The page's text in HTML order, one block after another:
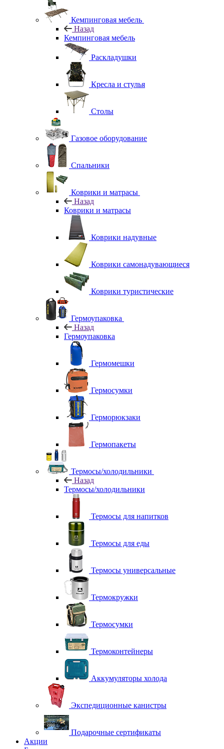
Кемпинговая мебель
Назад
Кемпинговая мебель
Раскладушки
Кресла и стулья
Столы
Газовое оборудование
Спальники
Коврики и матрасы
Назад
Коврики и матрасы
Коврики надувные
Коврики самонадувающиеся
Коврики туристические
Гермоупаковка
Назад
Гермоупаковка
Гермомешки
Гермосумки
Герморюкзаки
Гермопакеты
Термосы/холодильники
Назад
Термосы/холодильники
Термосы для напитков
Термосы для еды
Термосы универсальные
Термокружки
Термосумки
Термоконтейнеры
Аккумуляторы холода
Экспедиционные канистры
Подарочные сертификаты
Акции